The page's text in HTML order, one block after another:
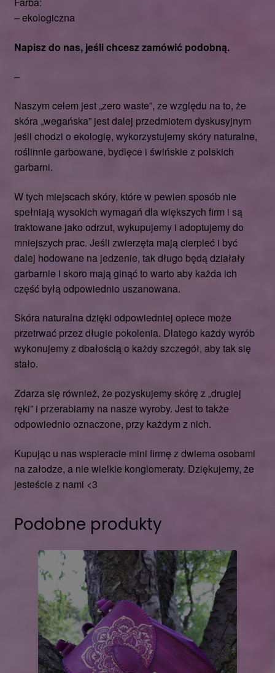
– ekologiczna
Napisz do nas, jeśli chcesz zamówić podobną.
–
Naszym celem jest „zero waste”, ze względu na to, że
skóra „wegańska” jest dalej przedmiotem dyskusyjnym
jeśli chodzi o ekologię, wykorzystujemy skóry naturalne,
roślinnie garbowane, bydlęce i świńskie z polskich
garbarni.
W tych miejscach skóry, które w pewien sposób nie
spełniają wysokich wymagań dla większych firm i są
traktowane jako odrzut, wykupujemy i adoptujemy do
mniejszych prac. Jeśli zwierzęta mają cierpieć i być
dalej hodowane na jedzenie, tak długo będą działały
garbarnie i skoro mają ginąć to warto aby każda ich
część byłą odpowiednio uszanowana.
Skóra naturalna dzięki odpowiedniej opiece może
przetrwać przez długie pokolenia. Dlatego każdy wyrób
wykonujemy z dbałością o każdy szczegół, aby tak się
stało.
Zdarza się również, że pozyskujemy skórę z „drugiej
ręki” i przerabiamy na nasze wyroby. Jest to także
odpowiednio oznaczone, przy każdym z nich.
Kupując u nas wspieracie mini firmę z dwiema osobami
na załodze, a nie wielkie konglomeraty. Dziękujemy, że
jesteście z nami <3
Podobne produkty